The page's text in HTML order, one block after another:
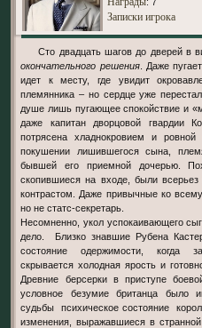
Записки игрока
Сто двадцать шагов до дверей в
окончательного решения. Даже
идет к месту, где увидит
племянника – но сердце уже
душе лишь пугающее спокойствие и
даже капитан дворцовой гвардии
потрясена хладнокровием и
покушении лишившегося сына,
бывшей его приемной дочерью.
скопившиеся на входе, были
контрастом. Даже привычные ко
но не статс-секретарь.
Несомненно, укол успокаивающего
дело. Близко знавшие Рубена
состояние одержимости, когда
скрывается холодная ярость и
Древние берсерки в приступе
условное безумие британца
судьбы психическое состояние
изменения, выражавшиеся в